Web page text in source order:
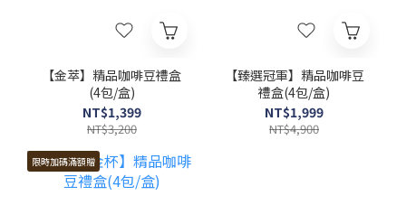
【金萃】精品咖啡豆禮盒
(4包/盒)
NT$1,399
NT$3,200
【臻選冠軍】精品咖啡豆
禮盒(4包/盒)
NT$1,999
NT$4,900
限時加碼滿額贈